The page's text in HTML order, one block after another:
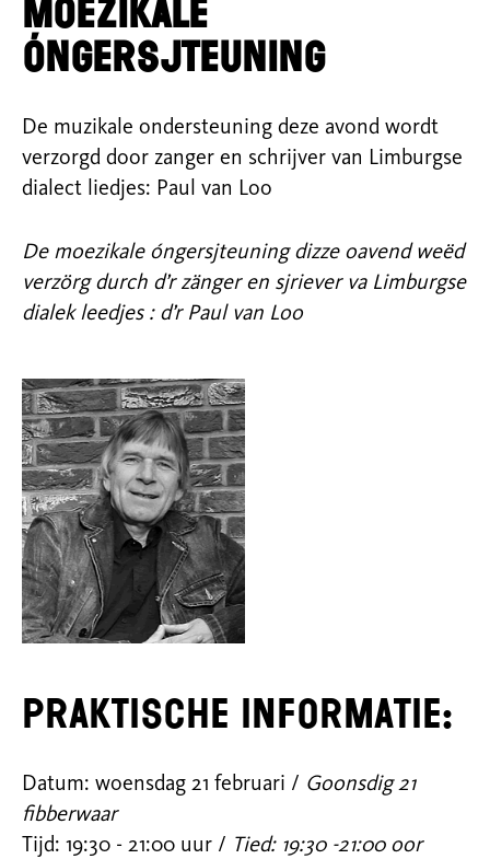
MOEZIKALE
ÓNGERSJTEUNING
De muzikale ondersteuning deze avond wordt
verzorgd door zanger en schrijver van Limburgse
dialect liedjes: Paul van Loo
De moezikale óngersjteuning dizze oavend weëd
verzörg durch d’r zänger en sjriever va Limburgse
dialek leedjes : d’r Paul van Loo
Praktische informatie:
Datum: woensdag 21 februari / Goonsdig 21
fibberwaar
Tijd: 19:30 - 21:00 uur / Tied: 19:30 -21:00 oor